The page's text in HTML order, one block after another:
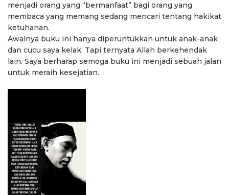
menjadi orang yang “bermanfaat” bagi orang yang
membaca yang memang sedang mencari tentang hakikat
ketuhanan.
Awalnya buku ini hanya diperuntukkan untuk anak-anak
dan cucu saya kelak. Tapi ternyata Allah berkehendak
lain. Saya berharap semoga buku ini menjadi sebuah jalan
untuk meraih kesejatian.